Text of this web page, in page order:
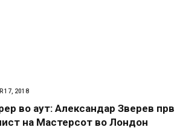
17, 2018
во аут: Александар Зверев прв
на Мастерсот во Лондон